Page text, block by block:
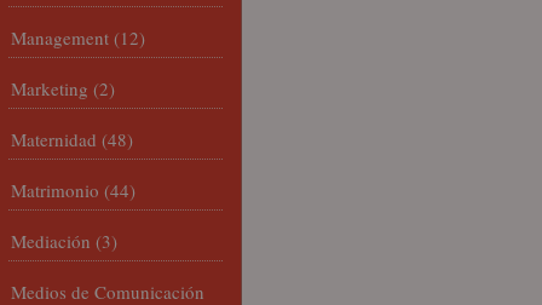
Management (12)
Marketing (2)
Maternidad (48)
Matrimonio (44)
Mediación (3)
Medios de Comunicación